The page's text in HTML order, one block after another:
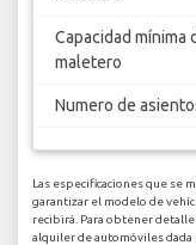
Capacidad mínima
maletero
Numero de
Las especificaciones que se
garantizar el modelo de
recibirá. Para obtener
alquiler de automóviles